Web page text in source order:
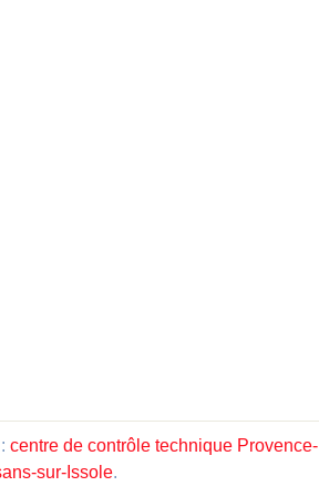
centre de contrôle technique Provence-
sur-Issole.